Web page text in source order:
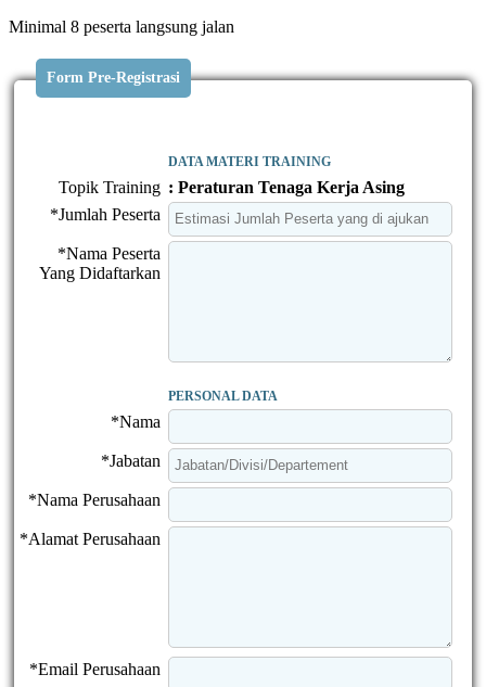
Minimal 8 peserta langsung jalan
Form Pre-Registrasi
DATA MATERI TRAINING
Topik Training : Peraturan Tenaga Kerja Asing
*Jumlah Peserta
*Nama Peserta
Yang Didaftarkan
PERSONAL DATA
*Nama
*Jabatan
*Nama Perusahaan
*Alamat Perusahaan
*Email Perusahaan